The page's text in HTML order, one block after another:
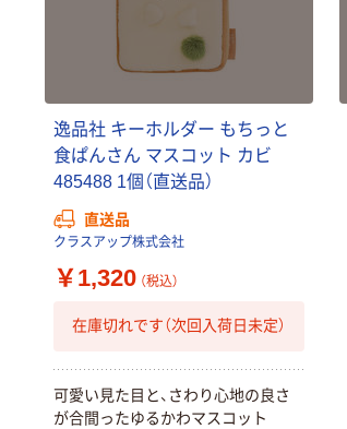
逸品社 キーホルダー もちっと
食ぱんさん マスコット カビ
485488 1個（直送品）
直送品
クラスアップ株式会社
￥1,320 （税込）
在庫切れです（次回入荷日未定）
可愛い見た目と、さわり心地の良さ
が合間ったゆるかわマスコット